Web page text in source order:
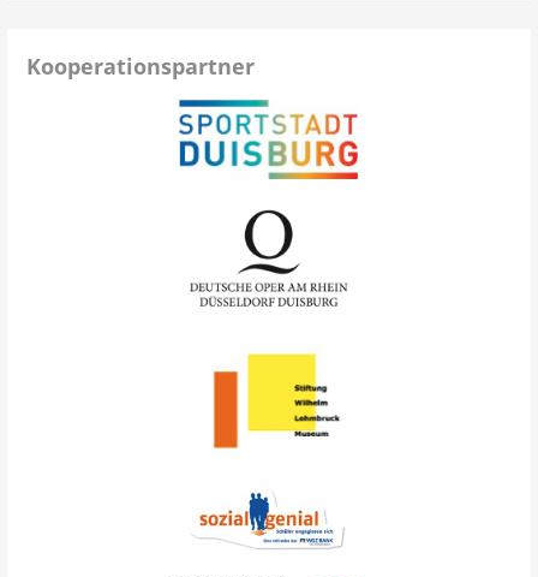
Kooperationspartner